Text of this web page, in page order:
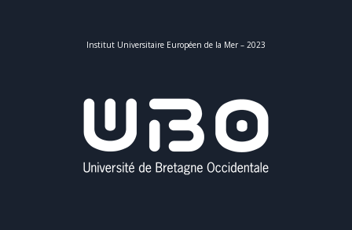
Institut Universitaire Européen de la Mer – 2023